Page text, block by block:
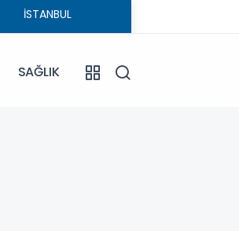
SAĞLIK